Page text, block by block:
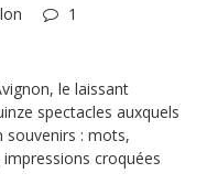
1
le laissant
spectacles auxquels
souvenirs : mots,
croquées